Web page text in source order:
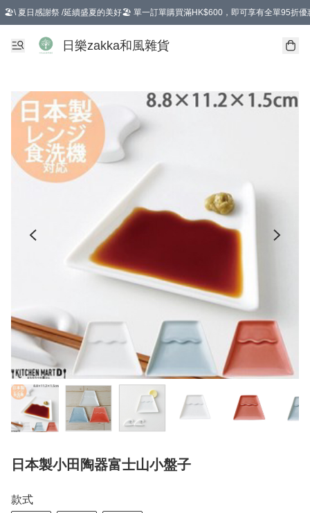
🏖️\ 夏日感謝祭 /延續盛夏的美好🏖️ 單一訂單購買滿HK$600，即可享有全單95折優
選擇GoGoX住宅/工商地址配送，單一訂單消費購物滿HK$680(折扣後），可享有
日樂zakka和風雜貨
日本製小田陶器富士山小盤子
款式